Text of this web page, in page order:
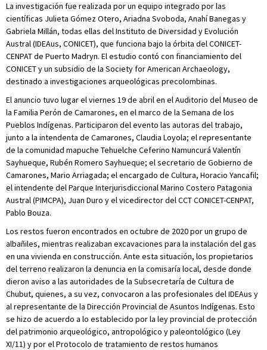
La investigación fue realizada por un equipo integrado por las
científicas Julieta Gómez Otero, Ariadna Svoboda, Anahí Banegas y
Gabriela Millán, todas ellas del Instituto de Diversidad y Evolución
Austral (IDEAus, CONICET), que funciona bajo la órbita del CONICET-
CENPAT de Puerto Madryn. El estudio contó con financiamiento del
CONICET y un subsidio de la Society for American Archaeology,
destinado a investigaciones arqueológicas precolombinas.
El anuncio tuvo lugar el viernes 19 de abril en el Auditorio del Museo de
la Familia Perón de Camarones, en el marco de la Semana de los
Pueblos Indígenas. Participaron del evento las autoras del trabajo,
junto a la intendenta de Camarones, Claudia Loyola; el representante
de la comunidad mapuche Tehuelche Ceferino Namuncurá Valentín
Sayhueque, Rubén Romero Sayhueque; el secretario de Gobierno de
Camarones, Mario Arriagada; el encargado de Cultura, Horacio Yancafil;
el intendente del Parque Interjurisdiccional Marino Costero Patagonia
Austral (PIMCPA), Juan Duro y el vicedirector del CCT CONICET-CENPAT,
Pablo Bouza.
Los restos fueron encontrados en octubre de 2020 por un grupo de
albañiles, mientras realizaban excavaciones para la instalación del gas
en una vivienda en construcción. Ante esta situación, los propietarios
del terreno realizaron la denuncia en la comisaría local, desde donde
dieron aviso a las autoridades de la Subsecretaría de Cultura de
Chubut, quienes, a su vez, convocaron a las profesionales del IDEAus y
al representante de la Dirección Provincial de Asuntos Indígenas. Esto
se hizo de acuerdo a lo establecido por la ley provincial de protección
del patrimonio arqueológico, antropológico y paleontológico (Ley
XI/11) y por el Protocolo de tratamiento de restos humanos